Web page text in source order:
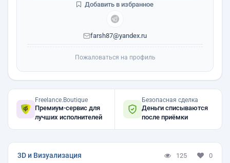
farsh87@yandex.ru
Добавить в избранное
Пожаловаться на профиль
Freelance.Boutique
Премиум-сервис для
лучших исполнителей
Безопасная сделка
Деньги списываются
после приёмки
3D и Визуализация 125 0